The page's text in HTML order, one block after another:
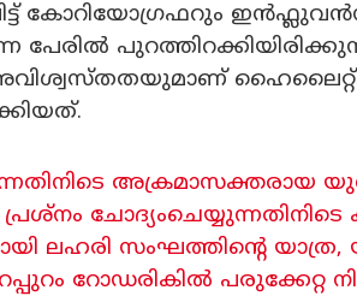
കോറിയോഗ്രഫറും
പേരിൽ
അവിശ്വസ്തതയുമാണ്
ലഹരി സംഘത്തിന്റെ യാത്ര,
റോഡരികിൽ പരുക്കേറ്റ